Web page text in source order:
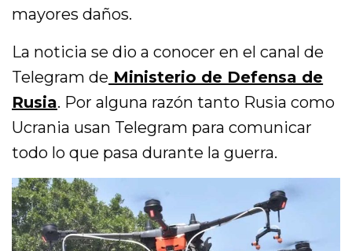
mayores daños.
La noticia se dio a conocer en el canal de
Telegram de Ministerio de Defensa de
Rusia. Por alguna razón tanto Rusia como
Ucrania usan Telegram para comunicar
todo lo que pasa durante la guerra.